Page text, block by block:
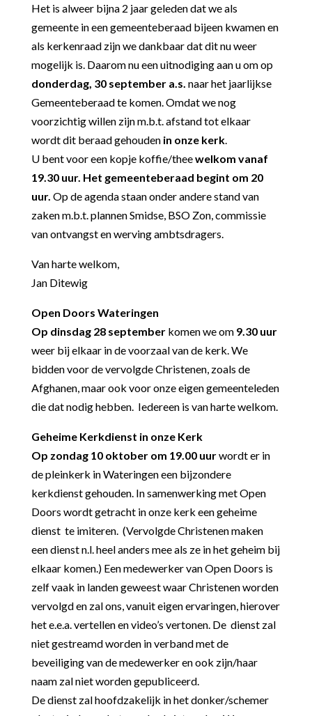
Het is alweer bijna 2 jaar geleden dat we als
gemeente in een gemeenteberaad bijeen kwamen en
als kerkenraad zijn we dankbaar dat dit nu weer
mogelijk is. Daarom nu een uitnodiging aan u om op
donderdag, 30 september a.s. naar het jaarlijkse
Gemeenteberaad te komen. Omdat we nog
voorzichtig willen zijn m.b.t. afstand tot elkaar
wordt dit beraad gehouden in onze kerk.
U bent voor een kopje koffie/theewelkom vanaf
19.30 uur. Het gemeenteberaad begint om 20
uur. Op de agenda staan onder andere stand van
zaken m.b.t. plannen Smidse, BSO Zon, commissie
van ontvangst en werving ambtsdragers.
Van harte welkom,
Jan Ditewig
Open Doors Wateringen
Op dinsdag 28 september komen we om 9.30 uur
weer bij elkaar in de voorzaal van de kerk. We
bidden voor de vervolgde Christenen, zoals de
Afghanen, maar ook voor onze eigen gemeenteleden
die dat nodig hebben. Iedereen is van harte welkom.
Geheime Kerkdienst in onze Kerk
Op zondag 10 oktober om 19.00 uurwordt er in
de pleinkerk in Wateringen een bijzondere
kerkdienst gehouden. In samenwerking met Open
Doors wordt getracht in onze kerk een geheime
dienst te imiteren. (Vervolgde Christenen maken
een dienst n.l. heel anders mee als ze in het geheim bij
elkaar komen.) Een medewerker van Open Doors is
zelf vaak in landen geweest waar Christenen worden
vervolgd en zal ons, vanuit eigen ervaringen, hierover
het e.e.a. vertellen en video’s vertonen. De dienst zal
niet gestreamd worden in verband met de
beveiliging van de medewerker en ook zijn/haar
naam zal niet worden gepubliceerd.
De dienst zal hoofdzakelijk in het donker/schemer